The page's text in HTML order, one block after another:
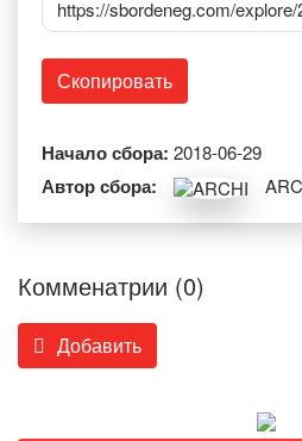
https://sbordeneg.com/
Скопировать
Начало сбора: 2018-06-29
Автор сбора:
Комменатрии (0)
Добавить